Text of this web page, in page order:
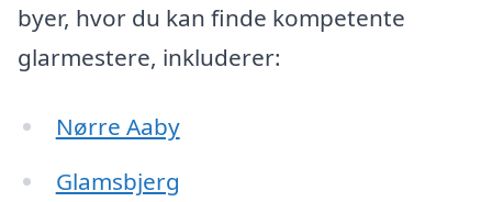
byer, hvor du kan finde kompetente
glarmestere, inkluderer:
Nørre Aaby
Glamsbjerg